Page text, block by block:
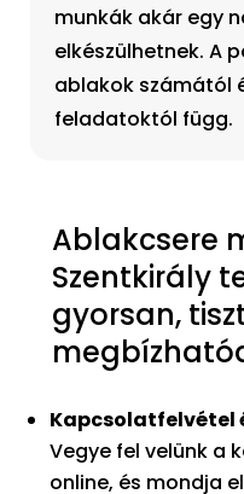
munkák akár egy
elkészülhetnek. A
ablakok számától
feladatoktól függ.
Ablakcsere
Szentkirály
gyorsan,
Kapcsolatfelvétel
Vegye fel velünk a
online, és mondja